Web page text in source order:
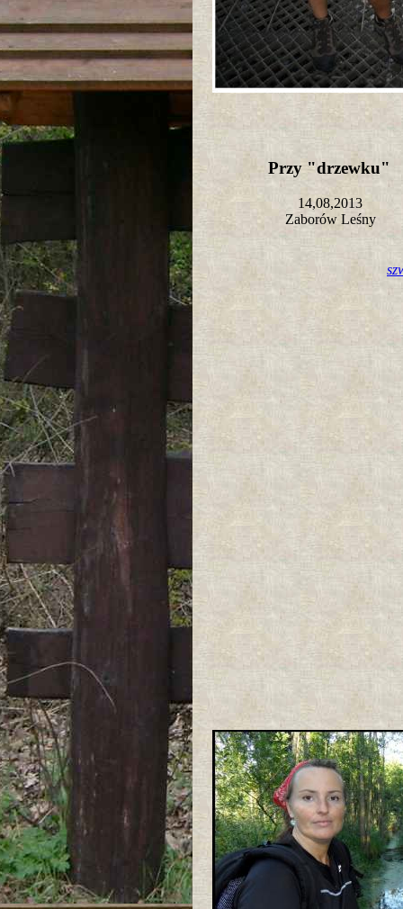
Przy "drzewku"
14,08,2013
Zaborów Leśny